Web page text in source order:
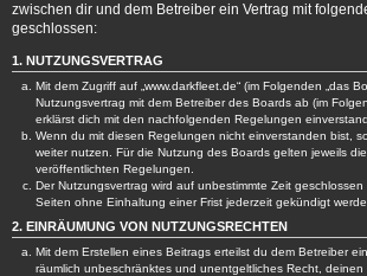
zwischen dir und dem Betreiber ein Vertrag mit
geschlossen:
1. NUTZUNGSVERTRAG
Mit dem Zugriff auf „www.darkfleet.de“ (im Folgenden „das
Nutzungsvertrag mit dem Betreiber des Boards ab (im
erklärst dich mit den nachfolgenden Regelungen
Wenn du mit diesen Regelungen nicht einverstanden bist,
weiter nutzen. Für die Nutzung des Boards gelten jeweils
veröffentlichten Regelungen.
Der Nutzungsvertrag wird auf unbestimmte Zeit
Seiten ohne Einhaltung einer Frist jederzeit gekündigt
2. EINRÄUMUNG VON NUTZUNGSRECHTEN
Mit dem Erstellen eines Beitrags erteilst du dem Betreiber
räumlich unbeschränktes und unentgeltliches Recht,